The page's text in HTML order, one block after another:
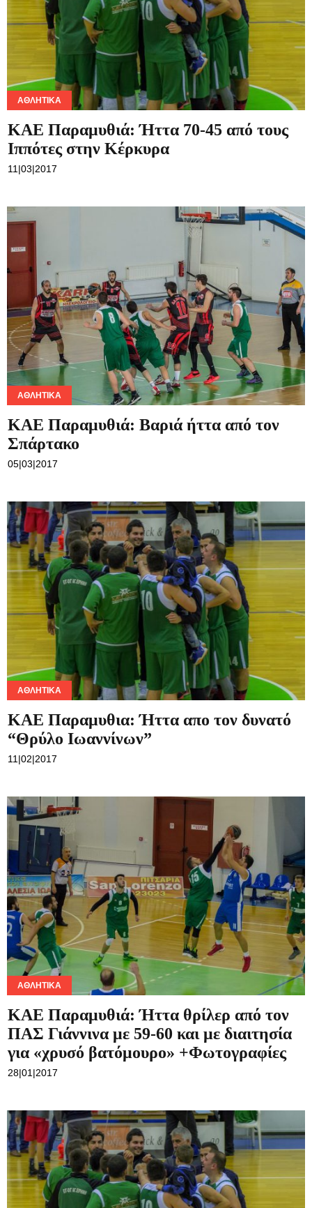
ΑΘΛΗΤΙΚΆ
ΚΑΕ Παραμυθιά: Ήττα 70-45 από τους
Ιππότες στην Κέρκυρα
11|03|2017
ΑΘΛΗΤΙΚΆ
ΚΑΕ Παραμυθιά: Βαριά ήττα από τον
Σπάρτακο
05|03|2017
ΑΘΛΗΤΙΚΆ
ΚΑΕ Παραμυθια: Ήττα απο τον δυνατό
“Θρύλο Ιωαννίνων”
11|02|2017
ΑΘΛΗΤΙΚΆ
ΚΑΕ Παραμυθιά: Ήττα θρίλερ από τον
ΠΑΣ Γιάννινα με 59-60 και με διαιτησία
για «χρυσό βατόμουρο» +Φωτογραφίες
28|01|2017